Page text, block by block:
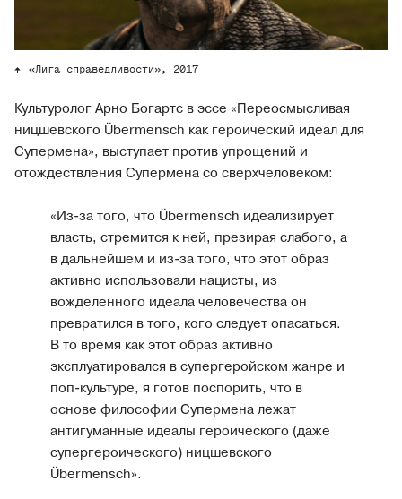
«Лига справедливости», 2017
Культуролог Арно Богартс в эссе «Переосмысливая
ницшевского Übermensch как героический идеал для
Супермена», выступает против упрощений и
отождествления Супермена со сверхчеловеком:
«Из-за того, что Übermensch идеализирует
власть, стремится к ней, презирая слабого, а
в дальнейшем и из-за того, что этот образ
активно использовали нацисты, из
вожделенного идеала человечества он
превратился в того, кого следует опасаться.
В то время как этот образ активно
эксплуатировался в супергеройском жанре и
поп-культуре, я готов поспорить, что в
основе философии Супермена лежат
антигуманные идеалы героического (даже
супергероического) ницшевского
Übermensch».